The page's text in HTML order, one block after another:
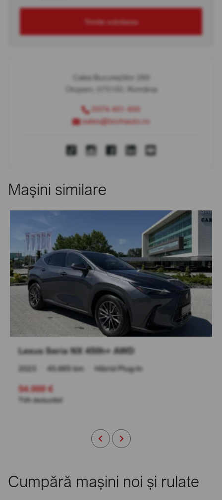
Trimite solicitarea
Calea Bucureștilor 289
Otopeni, 075100, România
0374 451 400
sales@bcchauto.ro
Mașini similare
Lexus Seria NX 450h+ AWD
2023 45.665 km Hibrid Plug-In
54.000 €
TVA deductibil
Cumpără mașini noi și rulate